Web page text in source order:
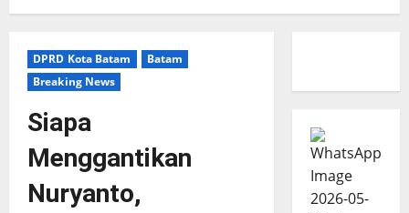
DPRD Kota Batam
Batam
Breaking News
Siapa
Menggantikan
Nuryanto,